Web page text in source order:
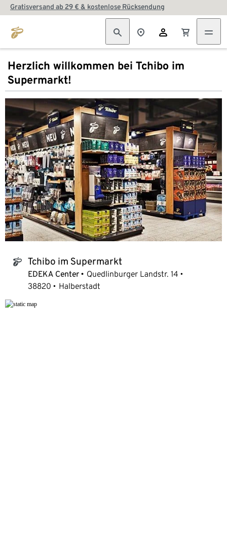
Gratisversand ab 29 € & kostenlose Rücksendung
Herzlich willkommen bei Tchibo im
Supermarkt!
tchibo_logo Tchibo im Supermarkt
EDEKA Center
Quedlinburger Landstr. 14
38820
Halberstadt